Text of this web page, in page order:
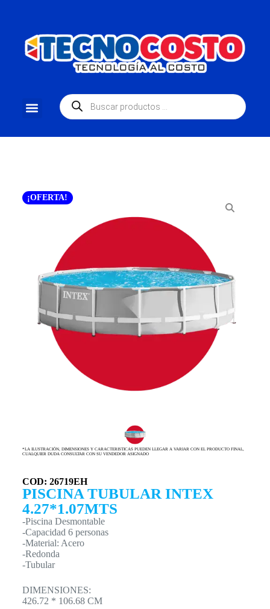
¡OFERTA!
*LA ILUSTRACIÓN, DIMENSIONES Y CARACTERISTICAS PUEDEN LLEGAR A VARIAR CON EL PRODUCTO FINAL,
CUALQUIER DUDA CONSULTAR CON SU VENDEDOR ASIGNADO
COD: 26719EH
PISCINA TUBULAR INTEX
4.27*1.07MTS
-Piscina Desmontable
-Capacidad 6 personas
-Material: Acero
-Redonda
-Tubular
DIMENSIONES:
426.72 * 106.68 СМ